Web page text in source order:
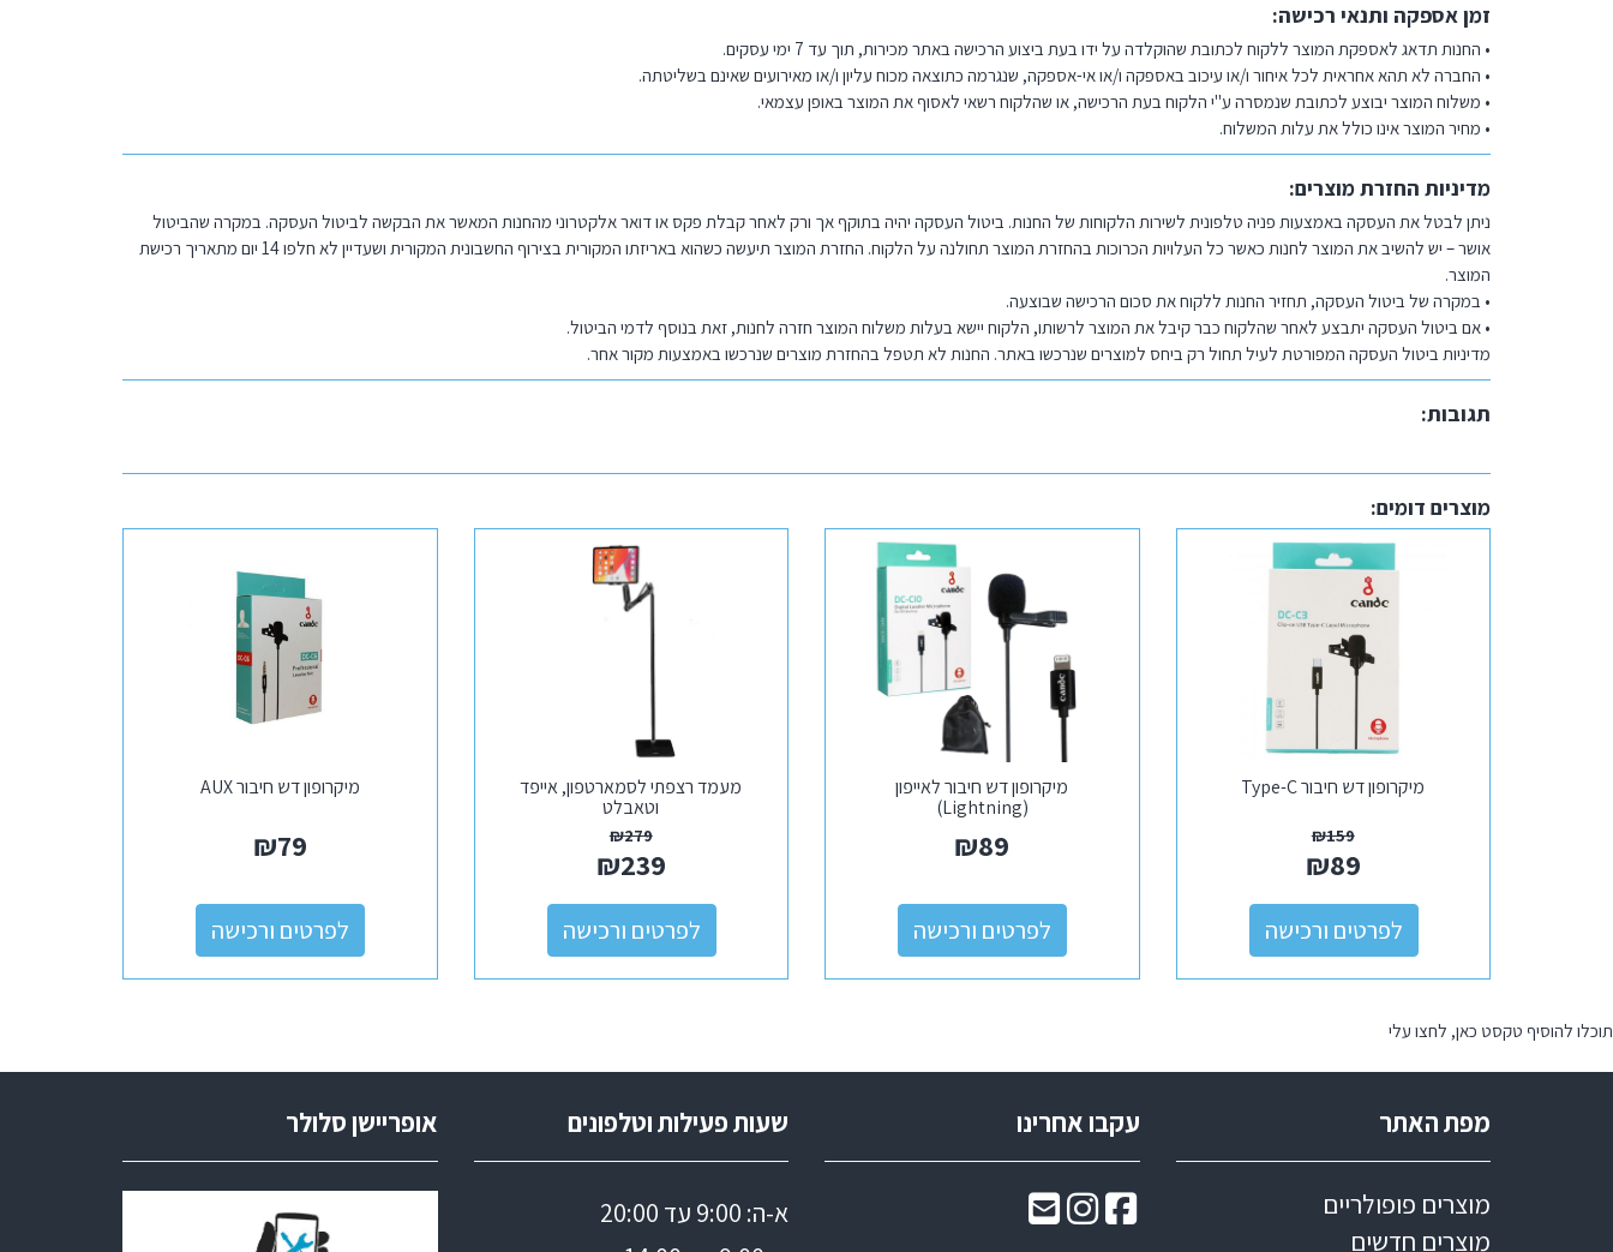
זמן אספקה ותנאי רכישה:
• החנות תדאג לאספקת המוצר ללקוח לכתובת שהוקלדה על ידו בעת ביצוע הרכישה באתר מכירות, תוך עד 7 ימי עסקים.
• החברה לא תהא אחראית לכל איחור ו/או עיכוב באספקה ו/או אי-אספקה, שנגרמה כתוצאה מכוח עליון ו/או מאירועים שאינם בשליטתה.
• משלוח המוצר יבוצע לכתובת שנמסרה ע"י הלקוח בעת הרכישה, או שהלקוח רשאי לאסוף את המוצר באופן עצמאי.
• מחיר המוצר אינו כולל את עלות המשלוח.
מדיניות החזרת מוצרים:
ניתן לבטל את העסקה באמצעות פניה טלפונית לשירות הלקוחות של החנות. ביטול העסקה יהיה בתוקף אך ורק לאחר קבלת פקס או דואר אלקטרוני מהחנות המאשר את הבקשה לביטול העסקה. במקרה שהביטול
אושר – יש להשיב את המוצר לחנות כאשר כל העלויות הכרוכות בהחזרת המוצר תחולנה על הלקוח. החזרת המוצר תיעשה כשהוא באריזתו המקורית בצירוף החשבונית המקורית ושעדיין לא חלפו 14 יום מתאריך רכישת
המוצר.
• במקרה של ביטול העסקה, תחזיר החנות ללקוח את סכום הרכישה שבוצעה.
• אם ביטול העסקה יתבצע לאחר שהלקוח כבר קיבל את המוצר לרשותו, הלקוח יישא בעלות משלוח המוצר חזרה לחנות, זאת בנוסף לדמי הביטול.
מדיניות ביטול העסקה המפורטת לעיל תחול רק ביחס למוצרים שנרכשו באתר. החנות לא תטפל בהחזרת מוצרים שנרכשו באמצעות מקור אחר.
תגובות:
מוצרים דומים:
מיקרופון דש חיבור Type-C
₪159
₪89
לפרטים ורכישה
מיקרופון דש חיבור לאייפון
(Lightning)
₪89
לפרטים ורכישה
מעמד רצפתי לסמארטפון, אייפד
וטאבלט
₪279
₪239
לפרטים ורכישה
מיקרופון דש חיבור AUX
₪79
לפרטים ורכישה
תוכלו להוסיף טקסט כאן, לחצו עלי
מפת האתר
מוצרים פופולריים
מוצרים חדשים
עקבו אחרינו שעות פעילות וטלפונים
א-ה: 9:00 עד 20:00
אופריישן סלולר